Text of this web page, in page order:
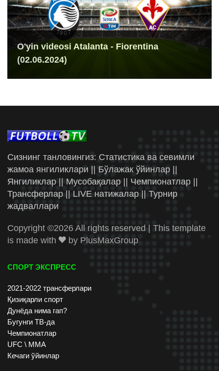
O'yin videosi Atalanta - Fiorentina
(02.06.2024)
Сизнинг танловингиз: Статистика ва севимли
жамоа янгиликлари || Бўлажак ўйинлар ||
Янгиликлар || Мусобақалар || Чемпионатлар ||
Трансферлар || LIVE натижалар || Турнир
жадваллари
Copyright ©2026 All rights reserved | This template
is made with
by PlusMaxGroup
СПОРТ ЭКСПРЕСС
2021-2022 трансферлари
Қизиқарли спорт
Дунёда нима гап?
Бугунги ТВ-да
Чемпионатлар
UFC \ ММА
Кечаги ўйинлар